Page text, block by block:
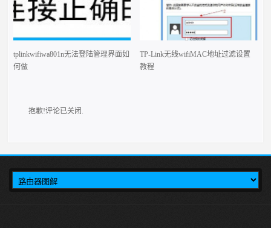
tplinkwifiwa801n无法登陆管理界面如
何做
TP-Link无线wifiMAC地址过滤设置
教程
抱歉!评论已关闭.